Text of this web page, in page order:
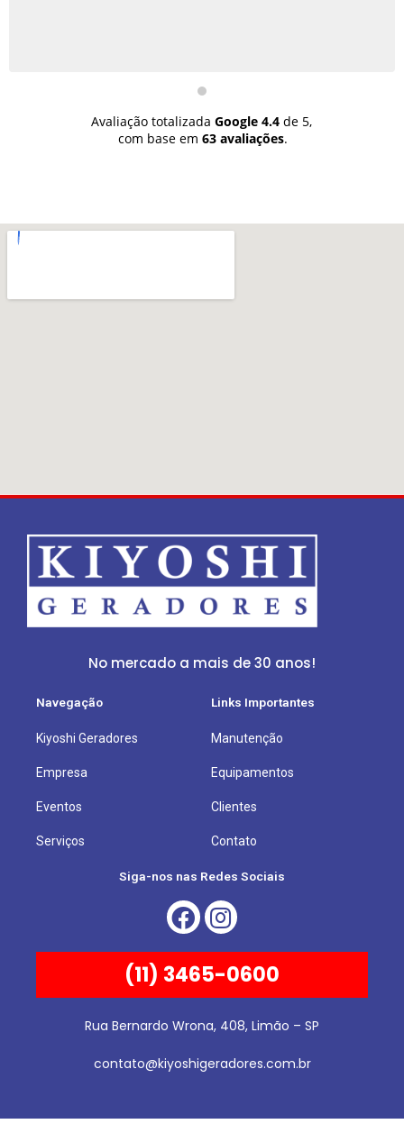
Avaliação totalizada Google 4.4de 5,
com base em 63 avaliações.
No mercado a mais de 30 anos!
Navegação
Kiyoshi Geradores
Empresa
Eventos
Serviços
Links Importantes
Manutenção
Equipamentos
Clientes
Contato
Siga-nos nas Redes Sociais
(11) 3465-0600
Rua Bernardo Wrona, 408, Limão – SP
contato@kiyoshigeradores.com.br